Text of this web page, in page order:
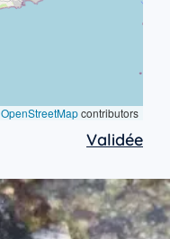
OpenStreetMapcontributors
Validée